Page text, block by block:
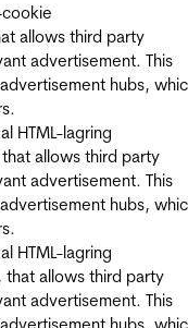
cookie
allows third party
advertisement. This
hubs,
HTML-lagring
allows third party
advertisement. This
hubs,
HTML-lagring
that allows third party
advertisement. This